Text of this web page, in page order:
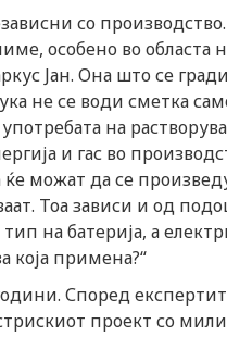
со
особено во областа
Јан. Она што се
не се води сметка
на
и гас во
можат да се
Тоа зависи и од
на батерија, а
која примена?“
Според
проект со